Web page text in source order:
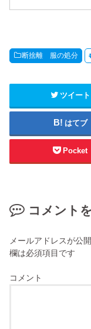
断捨離 服の処分
ツイート
はてブ
Pocket
コメント
メールアドレスが公
欄は必須項目です
コメント